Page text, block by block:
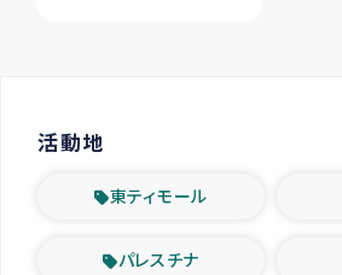
活動地
東ティモール
パレスチナ